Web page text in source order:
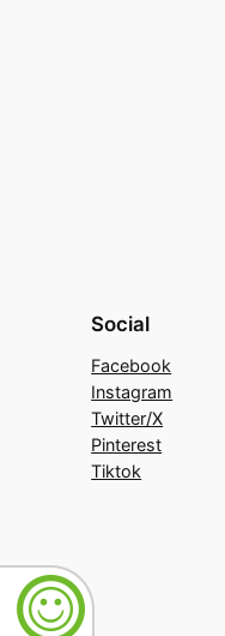
Social
Facebook
Instagram
Twitter/X
Pinterest
Tiktok